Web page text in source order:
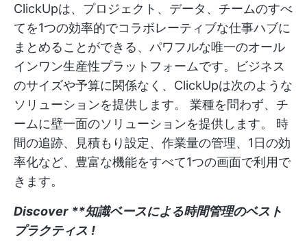
ClickUpは、プロジェクト、データ、チームのすべ
てを1つの効率的でコラボレーティブな仕事ハブに
まとめることができる、パワフルな唯一のオール
インワン生産性プラットフォームです。ビジネス
のサイズや予算に関係なく、ClickUpは次のような
ソリューションを提供します。 業種を問わず、チ
ームに壁一面のソリューションを提供します。
時
間の追跡、見積もり設定、作業量の管理、1日の効
率化など、豊富な機能をすべて1つの画面で利用で
きます。
Discover **知識ベースによる時間管理のベスト
プラクティス !